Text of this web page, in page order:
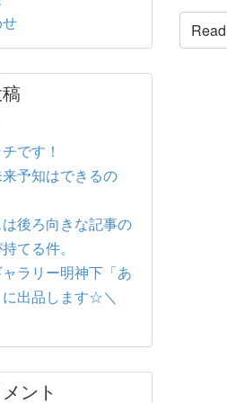
です！
予知はできるの
後ろ向きな記事の
てる件。
ラリー明神下「あ
出品します☆＼
ント